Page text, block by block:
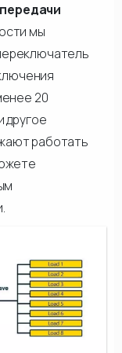
мы
20
другое
работать